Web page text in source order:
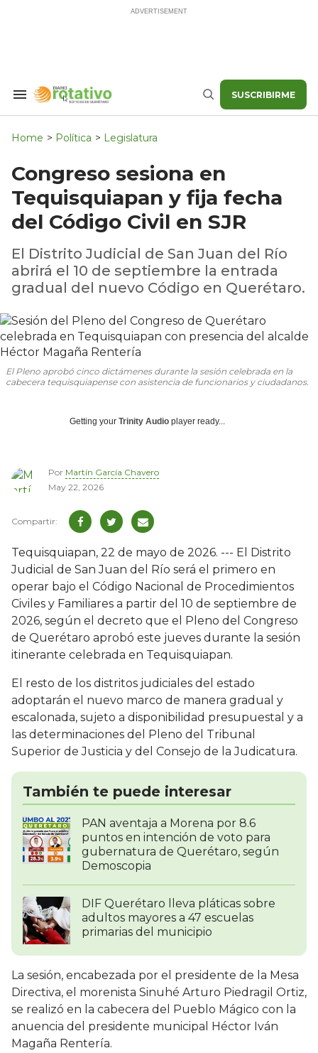
Search
Navigation
Buscar SUSCRIBIRME
Home > Política > Legislatura
Congreso sesiona en
Tequisquiapan y fija fecha
del Código Civil en SJR
El Distrito Judicial de San Juan del Río
abrirá el 10 de septiembre la entrada
gradual del nuevo Código en Querétaro.
El Pleno aprobó cinco dictámenes durante la sesión celebrada en la
cabecera tequisquiapense con asistencia de funcionarios y ciudadanos.
Getting your Trinity Audio player ready...
Por Martín García Chavero
May 22, 2026
Tequisquiapan, 22 de mayo de 2026. --- El Distrito
Judicial de San Juan del Río será el primero en
operar bajo el Código Nacional de Procedimientos
Civiles y Familiares a partir del 10 de septiembre de
2026, según el decreto que el Pleno del Congreso
de Querétaro aprobó este jueves durante la sesión
itinerante celebrada en Tequisquiapan.
El resto de los distritos judiciales del estado
adoptarán el nuevo marco de manera gradual y
escalonada, sujeto a disponibilidad presupuestal y a
las determinaciones del Pleno del Tribunal
Superior de Justicia y del Consejo de la Judicatura.
También te puede interesar
PAN aventaja a Morena por 8.6
puntos en intención de voto para
gubernatura de Querétaro, según
Demoscopia
DIF Querétaro lleva pláticas sobre
adultos mayores a 47 escuelas
primarias del municipio
La sesión, encabezada por el presidente de la Mesa
Directiva, el morenista Sinuhé Arturo Piedragil Ortiz,
se realizó en la cabecera del Pueblo Mágico con la
anuencia del presidente municipal Héctor Iván
Magaña Rentería.